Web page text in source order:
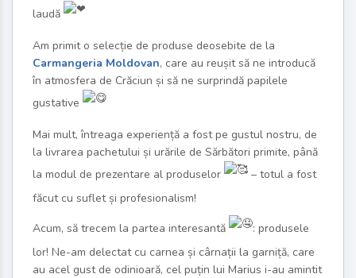
laudă
Am primit o selecție de produse deosebite de la
Carmangeria Moldovan, care au reușit să ne introducă
în atmosfera de Crăciun și să ne surprindă papilele
gustative
Mai mult, întreaga experiență a fost pe gustul nostru, de
la livrarea pachetului și urările de Sărbători primite, până
la modul de prezentare al produselor
– totul a fost
făcut cu suflet și profesionalism!
Acum, să trecem la partea interesantă
: produsele
lor! Ne-am delectat cu carnea și cârnații la garniță, care
au acel gust de odinioară, cel puțin lui Marius i-au amintit